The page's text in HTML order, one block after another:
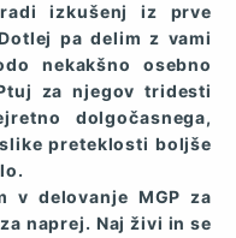
izkušenj iz prve
pa delim z vami
nekakšno osebno
za njegov tridesti
dolgočasnega,
preteklosti boljše
v delovanje MGP za
naprej. Naj živi in se